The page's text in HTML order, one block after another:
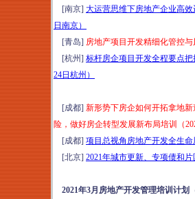
[南京] 大运营思维下房地产企业高
日南京）
[青岛] 房地产项目开发精细化管控
[杭州] 标杆房企项目开发全程要点
24日杭州）
[成都] 新形势下房企如何开拓拿地
险，做好房企转型发展新布局培训（
[成都] 项目总视角房地产开发全生
[北京] 2021年城市更新、专项债和
2021年3月房地产开发管理培训计划